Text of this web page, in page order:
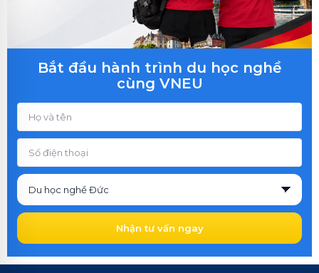
Bắt đầu hành trình du học nghề
cùng VNEU
Nhận tư vấn ngay